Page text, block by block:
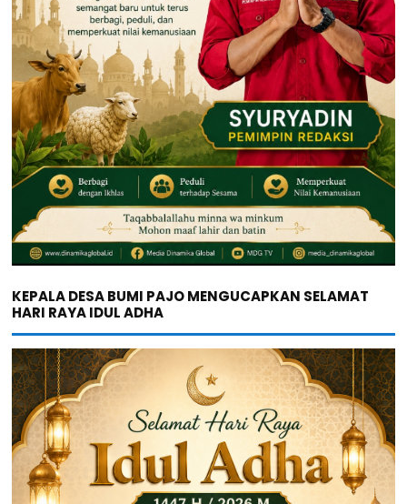
KEPALA DESA BUMI PAJO MENGUCAPKAN SELAMAT
HARI RAYA IDUL ADHA